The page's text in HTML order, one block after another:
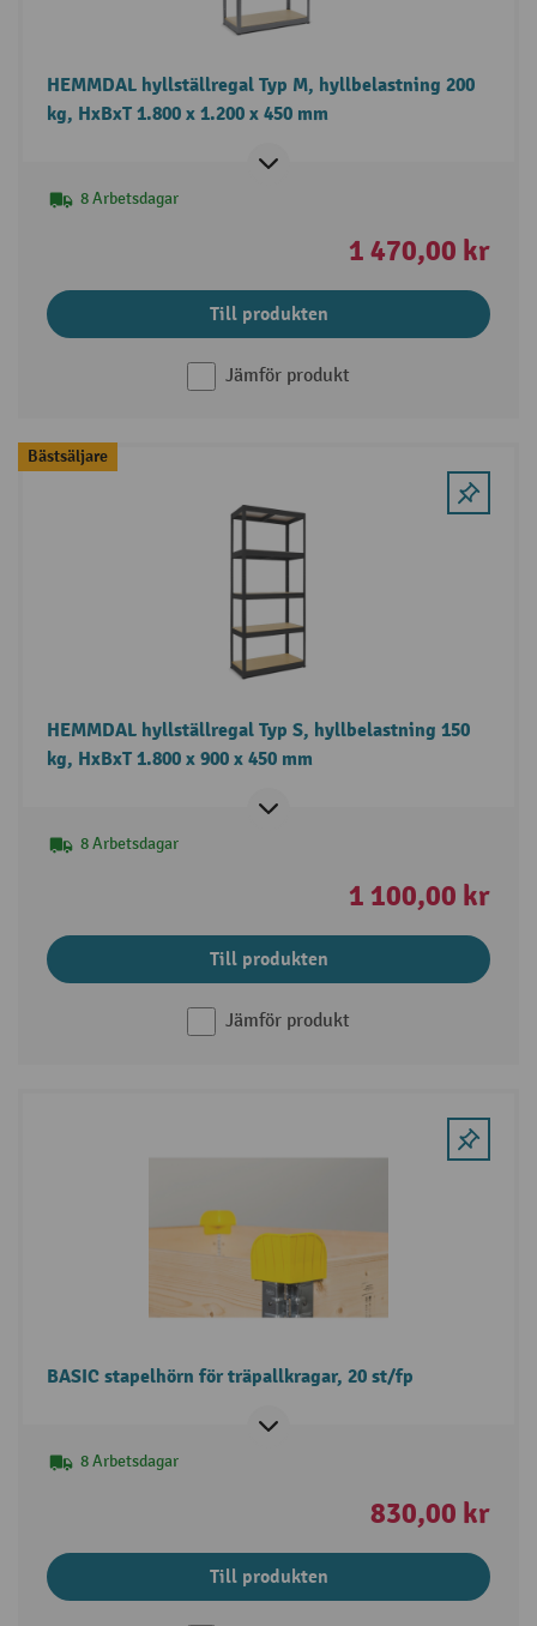
HEMMDAL hyllställregal Typ M, hyllbelastning 200
kg, HxBxT 1.800 x 1.200 x 450 mm
8 Arbetsdagar
1 470,00 kr
Till produkten
Jämför produkt
Bästsäljare
HEMMDAL hyllställregal Typ S, hyllbelastning 150
kg, HxBxT 1.800 x 900 x 450 mm
8 Arbetsdagar
1 100,00 kr
Till produkten
Jämför produkt
BASIC stapelhörn för träpallkragar, 20 st/fp
8 Arbetsdagar
830,00 kr
Till produkten